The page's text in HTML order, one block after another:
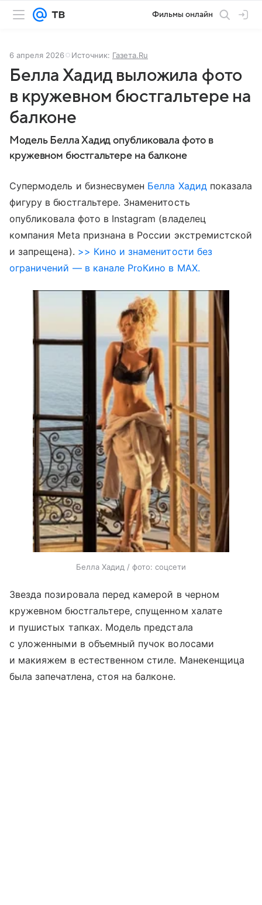
Фильмы онлайн
6 апреля 2026 Источник: Газета.Ru
Белла Хадид выложила фото
в кружевном бюстгальтере на
балконе
Модель Белла Хадид опубликовала фото в
кружевном бюстгальтере на балконе
Супермодель и бизнесвумен Белла Хадидпоказала
фигуру в бюстгальтере. Знаменитость
опубликовала фото в Instagram (владелец
компания Meta признана в России экстремистской
и запрещена). >> Кино и знаменитости без
ограничений — в канале ProКино в MAX.
Белла Хадид / фото: соцсети
Звезда позировала перед камерой в черном
кружевном бюстгальтере, спущенном халате
и пушистых тапках. Модель предстала
с уложенными в объемный пучок волосами
и макияжем в естественном стиле. Манекенщица
была запечатлена, стоя на балконе.